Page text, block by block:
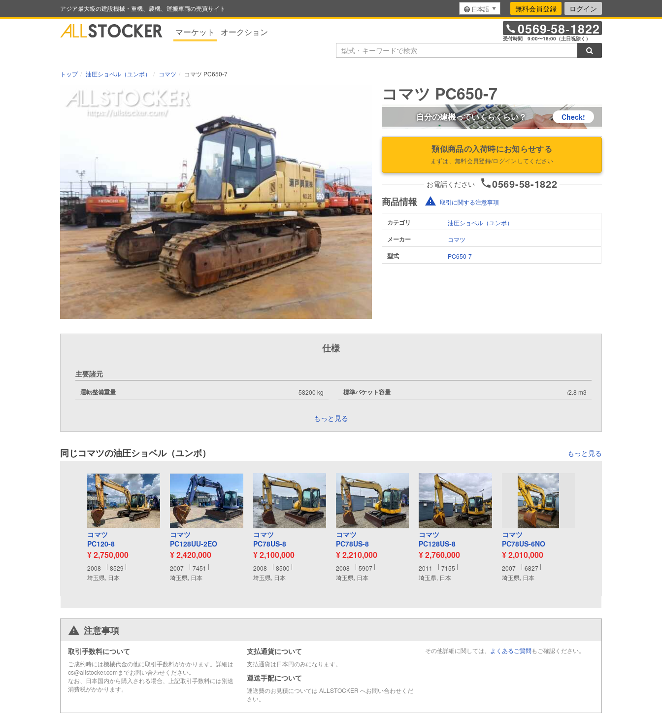
アジア最大級の建設機械・重機、農機、運搬車両の売買サイト 日本語 無料会員登録 ログイン
マーケット オークション 0569-58-1822
受付時間 9:00〜18:00（土日祝除く）
トップ 油圧ショベル（ユンボ） コマツ コマツ PC650-7
コマツ PC650-7
自分の建機っていくらくらい？ Check!
類似商品の入荷時にお知らせする
まずは、無料会員登録/ログインしてください
お電話ください 0569-58-1822
商品情報 取引に関する注意事項
カテゴリ 油圧ショベル（ユンボ）
メーカー コマツ
型式 PC650-7
仕様
主要諸元
運転整備重量 58200 kg 標準バケット容量 /2.8 m3
もっと見る
同じコマツの油圧ショベル（ユンボ） もっと見る
コマツ
PC120-8
¥ 2,750,000
2008
8529
埼玉県, 日本
コマツ
PC128UU-2EO
¥ 2,420,000
2007
7451
埼玉県, 日本
コマツ
PC78US-8
¥ 2,100,000
2008
8500
埼玉県, 日本
コマツ
PC78US-8
¥ 2,210,000
2008
5907
埼玉県, 日本
コマツ
PC128US-8
¥ 2,760,000
2011
7155
埼玉県, 日本
コマツ
PC78US-6NO
¥ 2,010,000
2007
6827
埼玉県, 日本
注意事項
取引手数料について
ご成約時には機械代金の他に取引手数料がかかります。詳細は
cs@allstocker.comまでお問い合わせください。
なお、日本国内から購入される場合、上記取引手数料には別途
消費税がかかります。
支払通貨について
支払通貨は日本円のみになります。
運送手配について
運送費のお見積については ALLSTOCKER へお問い合わせくだ
さい。
その他詳細に関しては、 よくあるご質問もご確認ください。